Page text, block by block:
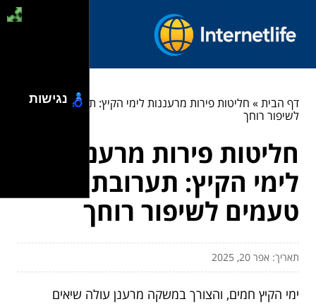
דף הבית» חליטות פירות מרעננות לימי הקיץ: תערובת טעמים
לשיפור רוחך
חליטות פירות מרעננות
לימי הקיץ: תערובת
טעמים לשיפור רוחך
תאריך: אפר 20, 2025
ימי הקיץ חמים, והצורך במשקה מרענן עולה שיאים
נגישות